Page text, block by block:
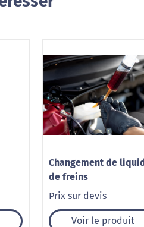
Changement de
de freins
Prix sur devis
Voir le produit